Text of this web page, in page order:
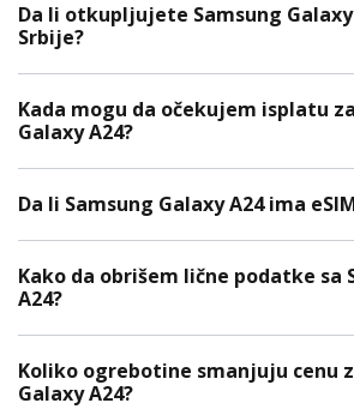
Da li otkupljujete Samsung Galaxy
Srbije?
Kada mogu da očekujem isplatu
Galaxy A24?
Da li Samsung Galaxy A24 ima
Kako da obrišem lične podatke sa
A24?
Koliko ogrebotine smanjuju cenu
Galaxy A24?